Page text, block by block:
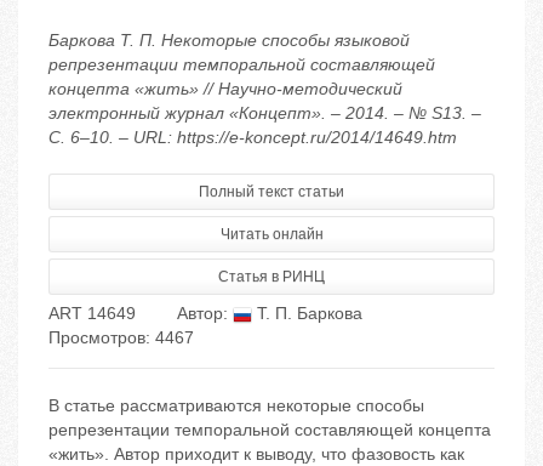
Баркова Т. П. Некоторые способы языковой
репрезентации темпоральной составляющей
концепта «жить» // Научно-методический
электронный журнал «Концепт». – 2014. – № S13. –
С. 6–10. – URL: https://e-koncept.ru/2014/14649.htm
Полный текст статьи
Читать онлайн
Статья в РИНЦ
ART 14649 Автор:
Т. П. Баркова
Просмотров: 4467
В статье рассматриваются некоторые способы
репрезентации темпоральной составляющей концепта
«жить». Автор приходит к выводу, что фазовость как